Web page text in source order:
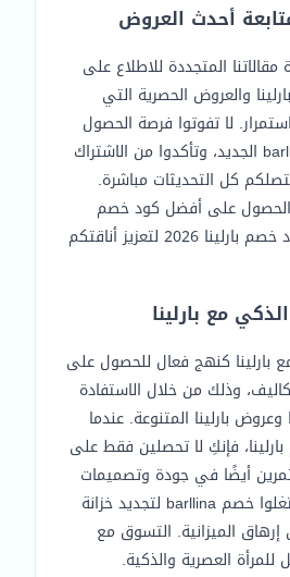
أحدث العروض
المتجددة للاطلاع على
والعروض الحصرية التي
لا تفوتوا فرصة الحصول
على خصم بارلينا barllina الجديد، وتأكدوا من الاشتراك
كل التحديثات مباشرة.
الحصول على أفضل كود خصم
بارلينا واستخدموا كود خصم بارلينا 2026 لتعزيز أناقتكم
مع بارلينا
بارلينا كنهج فعال للحصول على
وذلك من خلال الاستفادة
بارلينا المتنوعة. عندما
فإنكِ لا تحصلين فقط على
أيضًا في جودة وتصميمات
فريدة من نوعها. استغلوا خصم barllina لتجديد خزانة
الميزانية. التسوق مع
للمرأة العصرية والذكية.